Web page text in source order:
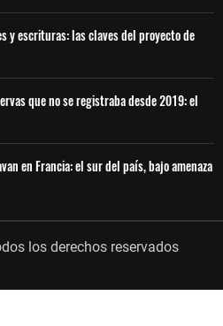
y escrituras: las claves del proyecto de
que no se registraba desde 2019: el
en Francia: el sur del país, bajo amenaza
los derechos reservados